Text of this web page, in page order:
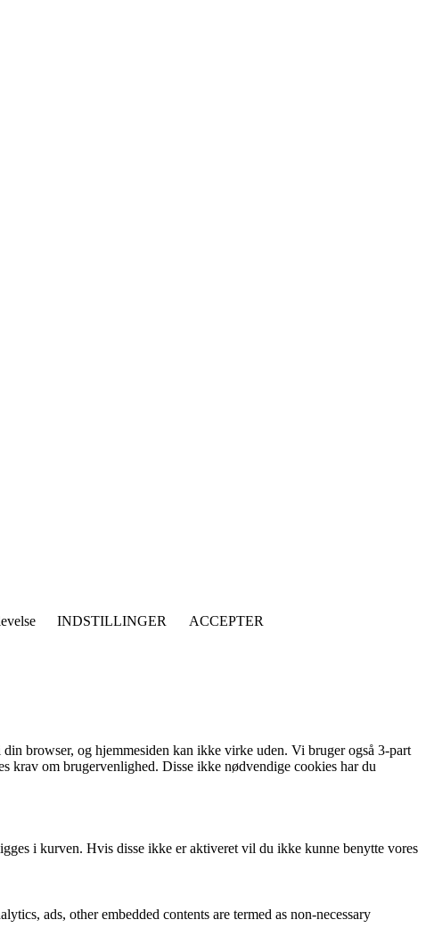
INDSTILLINGER
ACCEPTER
browser, og hjemmesiden kan ikke virke uden. Vi bruger også 3-part
krav om brugervenlighed. Disse ikke nødvendige cookies har du
i kurven. Hvis disse ikke er aktiveret vil du ikke kunne benytte vores
ads, other embedded contents are termed as non-necessary